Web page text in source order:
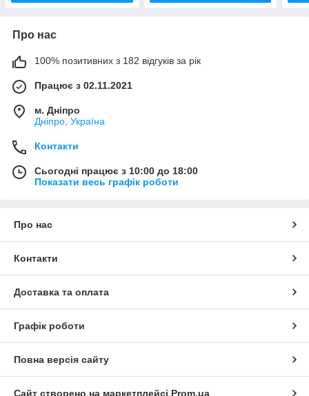
Про нас
100% позитивних з 182 відгуків за рік
Працює з 02.11.2021
м. Дніпро
Дніпро, Україна
Контакти
Сьогодні працює з 10:00 до 18:00
Показати весь графік роботи
Про нас
Контакти
Доставка та оплата
Графік роботи
Повна версія сайту
Сайт створено на маркетплейсі Prom.ua